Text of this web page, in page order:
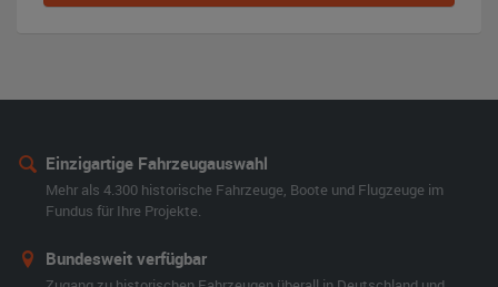
Einzigartige Fahrzeugauswahl
Mehr als 4.300 historische Fahrzeuge, Boote und Flugzeuge im
Fundus für Ihre Projekte.
Bundesweit verfügbar